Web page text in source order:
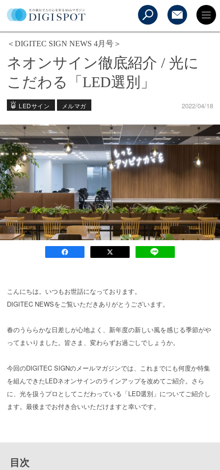
＜DIGITEC SIGN NEWS 4月号＞
ネオンサイン徹底紹介 / 光に
こだわる「LED選別」
LEDサイン メルマガ 2022/04/18
こんにちは。いつもお世話になっております。
DIGITEC NEWSをご覧いただきありがとうございます。
春のうららかな日差しが心地よく、新年度の新しい風を感じる季節がや
ってまいりました。皆さま、変わらずお過ごしでしょうか。
今回のDIGITEC SIGNのメールマガジンでは、これまでにも何度か特集
を組んできたLEDネオンサインのラインアップを改めてご紹介。さら
に、光を扱うプロとしてこだわっている「LED選別」についてご紹介し
ます。最後までお付き合いいただけますと幸いです。
目次